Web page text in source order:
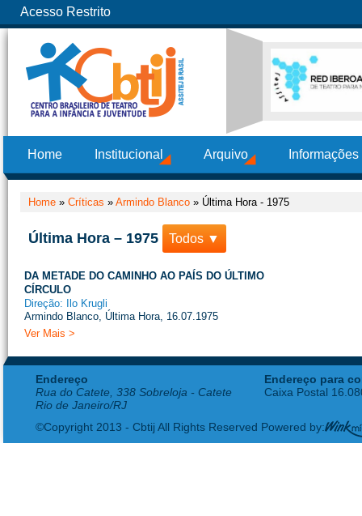
Acesso Restrito
Home Institucional Arquivo
Home » Críticas » Armindo Blanco » Última Hora - 1975
Última Hora – 1975 Todos ▼
DA METADE DO CAMINHO AO PAÍS DO ÚLTIMO
CÍRCULO
Direção: Ilo Krugli
Armindo Blanco, Última Hora, 16.07.1975
Ver Mais >
Endereço
Rua do Catete, 338 Sobreloja - Catete
Rio de Janeiro/RJ
Endereço para
Caixa Postal
©Copyright 2013 - Cbtij All Rights Reserved Powered by: